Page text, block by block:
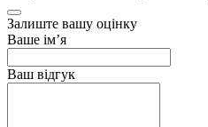
Залиште вашу оцінку
Ваше ім’я
Ваш відгук